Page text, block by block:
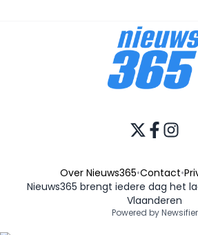
Over Nieuws365•Contact•
Nieuws365 brengt iedere dag het
Vlaanderen
Powered by Newsifier